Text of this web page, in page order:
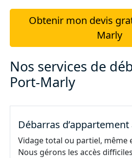
Obtenir mon devis
Marly
Nos services de
Port-Marly
Débarras
Vidage total ou partiel, même
Nous gérons les accès